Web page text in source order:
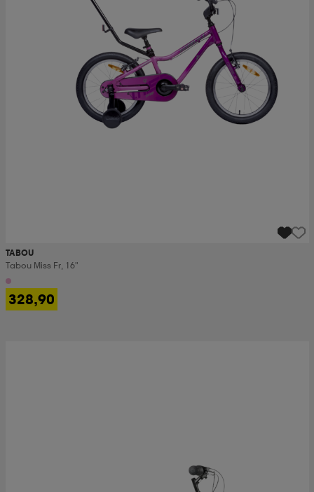
TABOU
Tabou Miss Fr, 16"
328,90